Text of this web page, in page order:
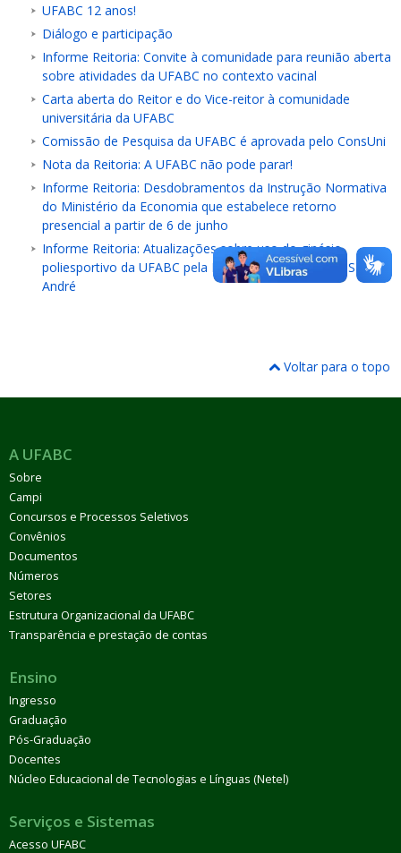
UFABC 12 anos!
Diálogo e participação
Informe Reitoria: Convite à comunidade para reunião aberta
sobre atividades da UFABC no contexto vacinal
Carta aberta do Reitor e do Vice-reitor à comunidade
universitária da UFABC
Comissão de Pesquisa da UFABC é aprovada pelo ConsUni
Nota da Reitoria: A UFABC não pode parar!
Informe Reitoria: Desdobramentos da Instrução Normativa
do Ministério da Economia que estabelece retorno
presencial a partir de 6 de junho
Informe Reitoria: Atualizações sobre uso do ginásio
poliesportivo da UFABC pela Prefeitura Municipal de Santo
André
Voltar para o topo
A UFABC
Sobre
Campi
Concursos e Processos Seletivos
Convênios
Documentos
Números
Setores
Estrutura Organizacional da UFABC
Transparência e prestação de contas
Ensino
Ingresso
Graduação
Pós-Graduação
Docentes
Núcleo Educacional de Tecnologias e Línguas (Netel)
Serviços e Sistemas
Acesso UFABC